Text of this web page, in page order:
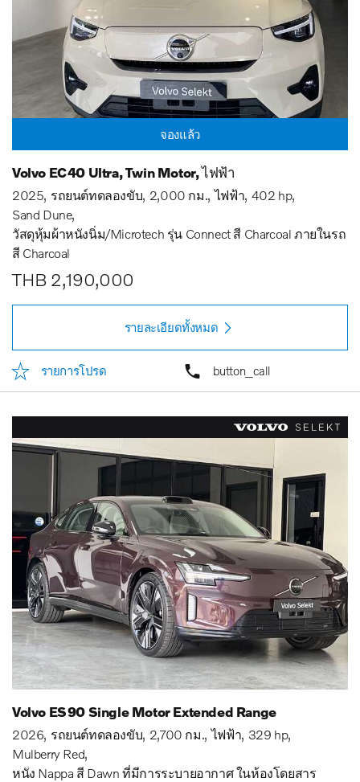
จองแล้ว
Volvo EC40 Ultra, Twin Motor, ไฟฟ้า
2025 รถยนต์ทดลองขับ 2,000 กม. ไฟฟ้า 402 hp
Sand Dune
วัสดุหุ้มผ้าหนังนิ่ม/Microtech รุ่น Connect สี Charcoal ภายในรถ
สี Charcoal
THB 2,190,000
รายละเอียดทั้งหมด
รายการโปรด button_call
Volvo ES90 Single Motor Extended Range
2026 รถยนต์ทดลองขับ 2,700 กม. ไฟฟ้า 329 hp
Mulberry Red
หนัง Nappa สี Dawn ที่มีการระบายอากาศ ในห้องโดยสาร